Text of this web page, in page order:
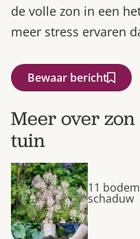
de volle zon in een
meer stress ervaren
Bewaar bericht
Meer over
tuin
11
schaduw